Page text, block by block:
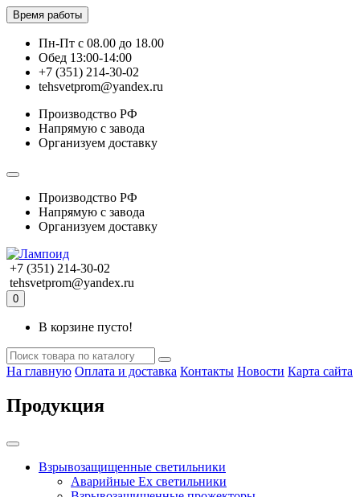
Время работы
Пн-Пт с 08.00 до 18.00
Обед 13:00-14:00
+7 (351) 214-30-02
tehsvetprom@yandex.ru
Производство РФ
Напрямую с завода
Организуем доставку
Производство РФ
Напрямую с завода
Организуем доставку
+7 (351) 214-30-02
tehsvetprom@yandex.ru
0
В корзине пусто!
На главную Оплата и доставка Контакты Новости Карта сайта
Продукция
Взрывозащищенные светильники
Аварийные Ex светильники